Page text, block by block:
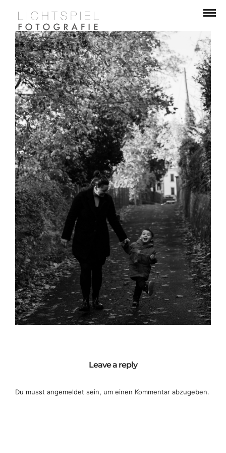
Leave a reply
Du musst angemeldet sein, um einen Kommentar abzugeben.